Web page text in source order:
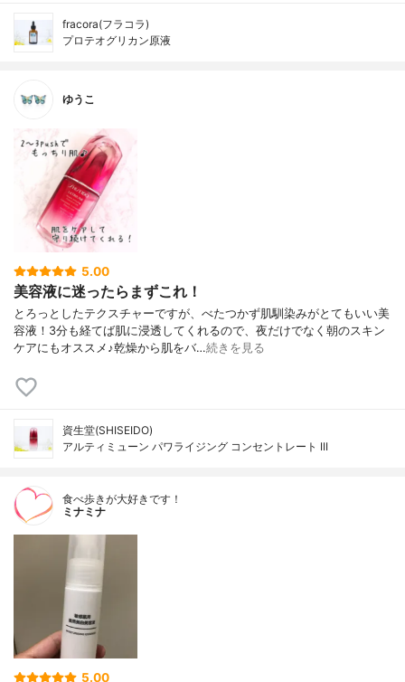
fracora(フラコラ)
プロテオグリカン原液
ゆうこ
5.00
美容液に迷ったらまずこれ！
とろっとしたテクスチャーですが、べたつかず肌馴染みがとてもいい美
容液！3分も経てば肌に浸透してくれるので、夜だけでなく朝のスキン
ケアにもオススメ♪乾燥から肌をバ…続きを見る
資生堂(SHISEIDO)
アルティミューン パワライジング コンセントレート III
食べ歩きが大好きです！
ミナミナ
5.00